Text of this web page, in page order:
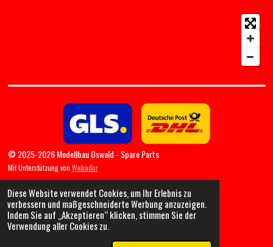
Diese Website verwendet Cookies, um Ihr Erlebnis zu
verbessern und maßgeschneiderte Werbung anzuzeigen.
Indem Sie auf „Akzeptieren“ klicken, stimmen Sie der
Verwendung aller Cookies zu.
© 2025-2026 Modellbau Oswald - Spare Parts
Mit Unterstützung von Webador